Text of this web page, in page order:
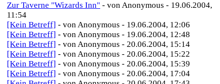
Zur Taverne "Wizards Inn" - von Anonymous - 19.06.2004,
11:54
[Kein Betreff] - von Anonymous - 19.06.2004, 12:06
[Kein Betreff] - von Anonymous - 19.06.2004, 12:48
[Kein Betreff] - von Anonymous - 20.06.2004, 15:14
[Kein Betreff] - von Anonymous - 20.06.2004, 15:22
[Kein Betreff] - von Anonymous - 20.06.2004, 15:39
[Kein Betreff] - von Anonymous - 20.06.2004, 17:04